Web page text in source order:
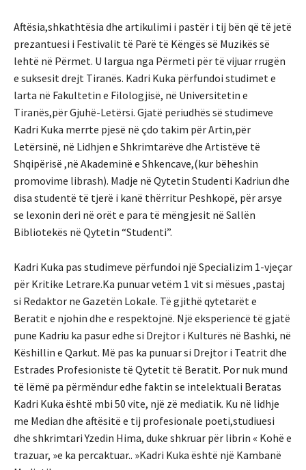
Aftësia,shkathtësia dhe artikulimi i pastër i tij bën që të jetë
prezantuesi i Festivalit të Parë të Këngës së Muzikës së
lehtë në Përmet. U largua nga Përmeti për të vijuar rrugën
e suksesit drejt Tiranës. Kadri Kuka përfundoi studimet e
larta në Fakultetin e Filologjisë, në Universitetin e
Tiranës,për Gjuhë-Letërsi. Gjatë periudhës së studimeve
Kadri Kuka merrte pjesë në çdo takim për Artin,për
Letërsinë, në Lidhjen e Shkrimtarëve dhe Artistëve të
Shqipërisë ,në Akademinë e Shkencave,(kur bëheshin
promovime librash). Madje në Qytetin Studenti Kadriun dhe
disa studentë të tjerë i kanë thërritur Peshkopë, për arsye
se lexonin deri në orët e para të mëngjesit në Sallën
Bibliotekës në Qytetin “Studenti”.
Kadri Kuka pas studimeve përfundoi një Specializim 1-vjeçar
për Kritike Letrare.Ka punuar vetëm 1 vit si mësues ,pastaj
si Redaktor ne Gazetën Lokale. Të gjithë qytetarët e
Beratit e njohin dhe e respektojnë. Një eksperiencë të gjatë
pune Kadriu ka pasur edhe si Drejtor i Kulturës në Bashki, në
Këshillin e Qarkut. Më pas ka punuar si Drejtor i Teatrit dhe
Estrades Profesioniste të Qytetit të Beratit. Por nuk mund
të lëmë pa përmëndur edhe faktin se intelektuali Beratas
Kadri Kuka është mbi 50 vite, një zë mediatik. Ku në lidhje
me Median dhe aftësitë e tij profesionale poeti,studiuesi
dhe shkrimtari Yzedin Hima, duke shkruar për librin « Kohë e
trazuar, »e ka percaktuar.. »Kadri Kuka është një Kambanë